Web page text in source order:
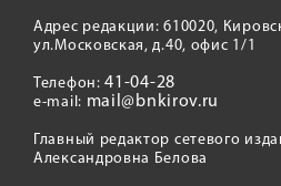
Адрес редакции: 610020,
ул.Московская, д.40, офис 1/1
Телефон:41-04-28
e-mail: mail@bnkirov.ru
Главный редактор сетевого
Александровна Белова